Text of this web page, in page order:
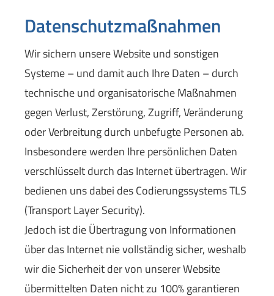
Datenschutzmaßnahmen
Wir sichern unsere Website und sonstigen
Systeme – und damit auch Ihre Daten – durch
technische und organisatorische Maßnahmen
gegen Verlust, Zerstörung, Zugriff, Veränderung
oder Verbreitung durch unbefugte Per­sonen ab.
Insbesondere werden Ihre persönlichen Daten
verschlüsselt durch das Internet übertragen. Wir
bedienen uns dabei des Codierungssystems TLS
(Transport Layer Security).
Jedoch ist die Übertragung von Informationen
über das Internet nie vollständig sicher, weshalb
wir die Sicherheit der von unserer Website
übermittelten Daten nicht zu 100% garantieren